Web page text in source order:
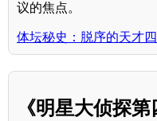
议的焦点。
体坛秘史：脱序的天才
《明星大侦探